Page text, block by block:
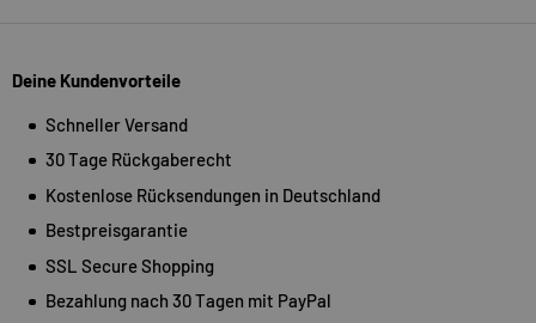
Deine Kundenvorteile
Schneller Versand
30 Tage Rückgaberecht
Kostenlose Rücksendungen in Deutschland
Bestpreisgarantie
SSL Secure Shopping
Bezahlung nach 30 Tagen mit PayPal